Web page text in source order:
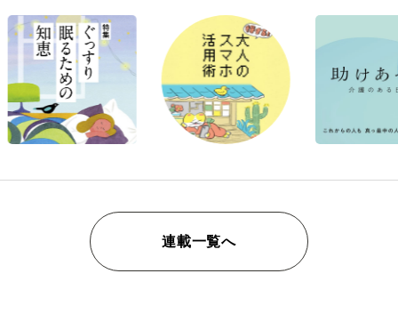
連載一覧へ